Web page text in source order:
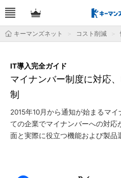
キーマンズネット コスト削減
マイナンバー制度に対応
制
IT導入完全ガイド
2015年10月から通知が始まるマ
ての企業でマイナンバーへの対応
面と実際に役立つ機能および製品